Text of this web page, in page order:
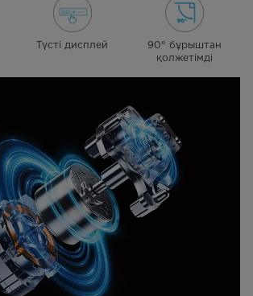
Түсті дисплей
90° бұрыштан
қолжетімді